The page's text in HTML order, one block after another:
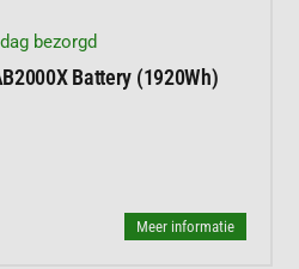
bezorgd
Battery (1920Wh)
Meer informatie